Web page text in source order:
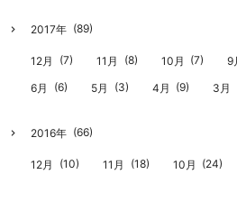
2017年 (89)
12月 (7) 11月 (8) 10月 (7) 9
6月 (6) 5月 (3) 4月 (9) 3月
2016年 (66)
12月 (10) 11月 (18) 10月 (24)